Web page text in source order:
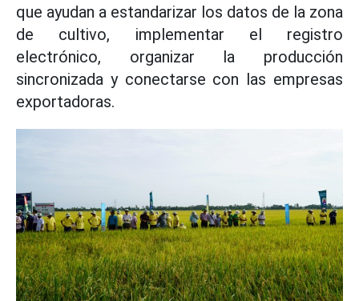
que ayudan a estandarizar los datos de la zona
de cultivo, implementar el registro
electrónico, organizar la producción
sincronizada y conectarse con las empresas
exportadoras.